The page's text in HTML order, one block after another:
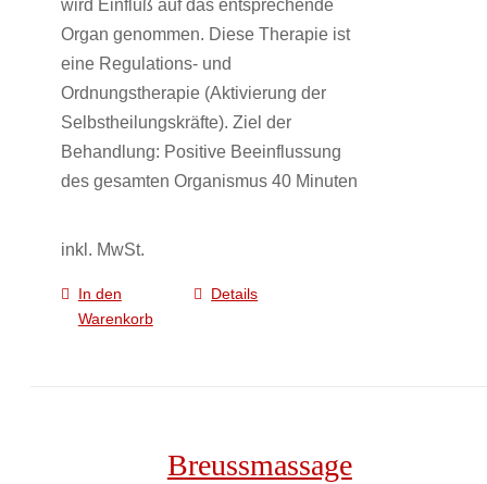
wird Einfluß auf das entsprechende
Organ genommen. Diese Therapie ist
eine Regulations- und
Ordnungstherapie (Aktivierung der
Selbstheilungskräfte). Ziel der
Behandlung: Positive Beeinflussung
des gesamten Organismus 40 Minuten
inkl. MwSt.
In den
Warenkorb
Details
Breussmassage